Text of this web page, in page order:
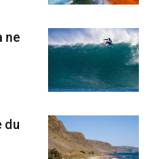
ne
du